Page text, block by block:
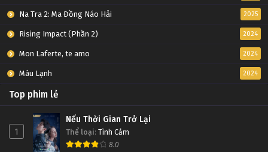
Na Tra 2: Ma Đồng Náo Hải 2025
Rising Impact (Phần 2) 2024
Mon Laferte, te amo 2024
Máu Lạnh 2024
Top phim lẻ
1
Nếu Thời Gian Trở Lại
Thể loại: Tình Cảm
8.0